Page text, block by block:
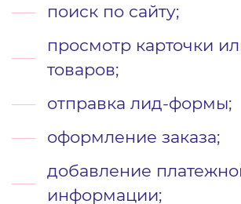
поиск по сайту;
просмотр карточки
товаров;
отправка лид-формы;
оформление заказа;
добавление
информации;